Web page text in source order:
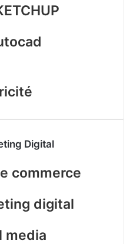
Digital
commerce
digital
media